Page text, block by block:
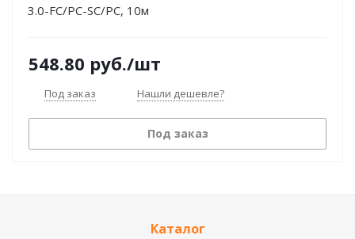
3.0-FC/PC-SC/PC, 10м
548.80 руб./шт
Под заказ Нашли дешевле?
Под заказ
Каталог